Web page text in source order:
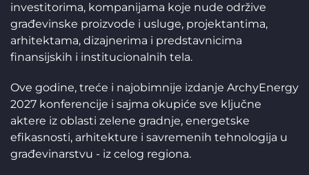
investitorima, kompanijama koje nude održive
građevinske proizvode i usluge, projektantima,
arhitektama, dizajnerima i predstavnicima
finansijskih i institucionalnih tela.
Ove godine, treće i najobimnije izdanje ArchyEnergy
2027 konferencije i sajma okupiće sve ključne
aktere iz oblasti zelene gradnje, energetske
efikasnosti, arhitekture i savremenih tehnologija u
građevinarstvu - iz celog regiona.